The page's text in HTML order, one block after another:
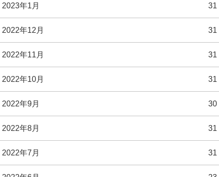
2023年1月 31
2022年12月 31
2022年11月 31
2022年10月 31
2022年9月 30
2022年8月 31
2022年7月 31